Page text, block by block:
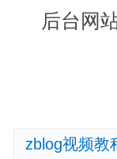
后台网
zblog视频教